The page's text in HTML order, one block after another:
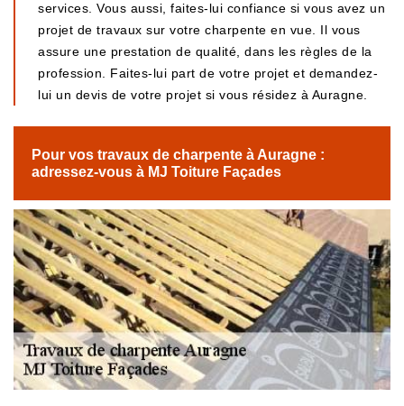
services. Vous aussi, faites-lui confiance si vous avez un
projet de travaux sur votre charpente en vue. Il vous
assure une prestation de qualité, dans les règles de la
profession. Faites-lui part de votre projet et demandez-
lui un devis de votre projet si vous résidez à Auragne.
Pour vos travaux de charpente à Auragne :
adressez-vous à MJ Toiture Façades